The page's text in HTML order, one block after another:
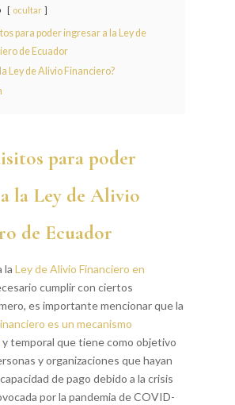
ocultar
para poder ingresar a la Ley de
de Ecuador
Ley de Alivio Financiero?
para poder
la Ley de Alivio
de Ecuador
la Ley de Alivio Financiero en
cumplir con ciertos
es importante mencionar que la
es un mecanismo
y temporal que tiene como objetivo
y organizaciones que hayan
de pago debido a la crisis
por la pandemia de COVID-